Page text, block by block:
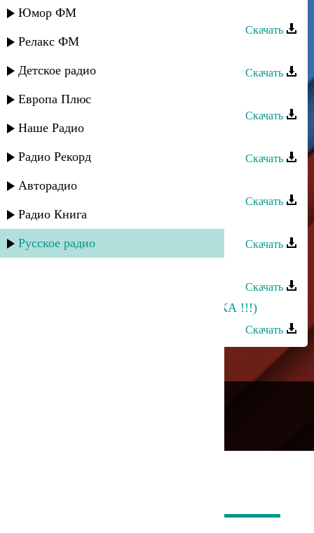
Юмор ФМ
Релакс ФМ
Детское радио
Европа Плюс
Наше Радио
Радио Рекорд
Авторадио
Радио Книга
Русское радио
Гапцах группа - Рушариз
Скачать
Скачать
Рухун - Рухун
Скачать
Айдумбек Камилов - Лезги чилер
Скачать
Скачать
Эльдар - Лезги дарман
Скачать
Скачать
Замир - Зи Лезги халкь ( ЛЕЗГИНКА !!!)
Скачать